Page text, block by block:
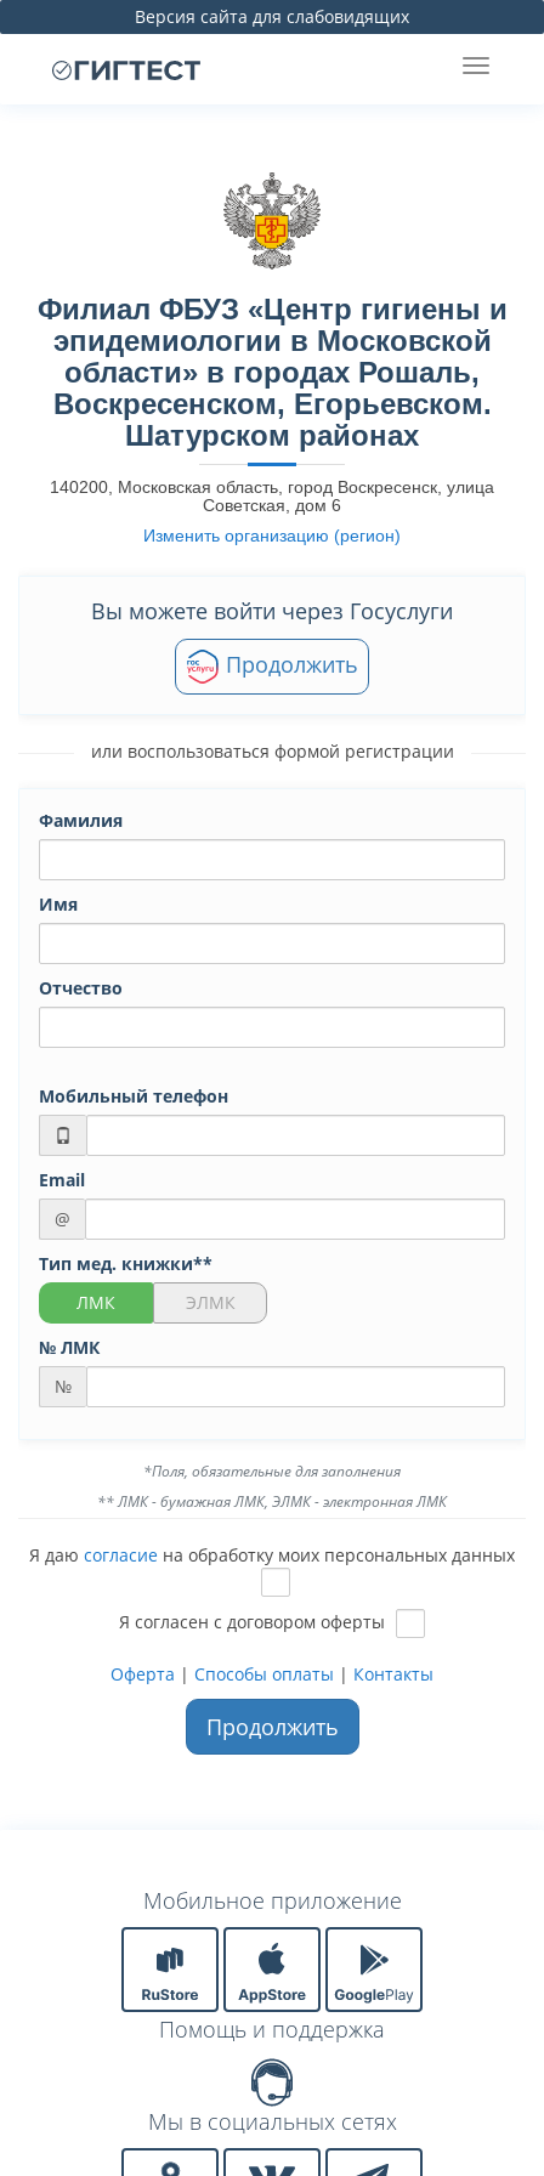
Версия сайта для слабовидящих
Филиал ФБУЗ «Центр гигиены и
эпидемиологии в Московской
области» в городах Рошаль,
Воскресенском, Егорьевском.
Шатурском районах
140200, Московская область, город Воскресенск, улица
Советская, дом 6
Изменить организацию (регион)
Вы можете войти через Госуслуги
Продолжить
или воспользоваться формой регистрации
Фамилия
Имя
Отчество
Мобильный телефон
Email
@
Тип мед. книжки**
ЛМК
ЭЛМК
№ ЛМК
№
*Поля, обязательные для заполнения
** ЛМК - бумажная ЛМК, ЭЛМК - электронная ЛМК
Я даю согласие на обработку моих персональных данных
Я согласен с договором оферты
Оферта | Способы оплаты | Контакты
Продолжить
Мобильное приложение
Помощь и поддержка
Мы в социальных сетях